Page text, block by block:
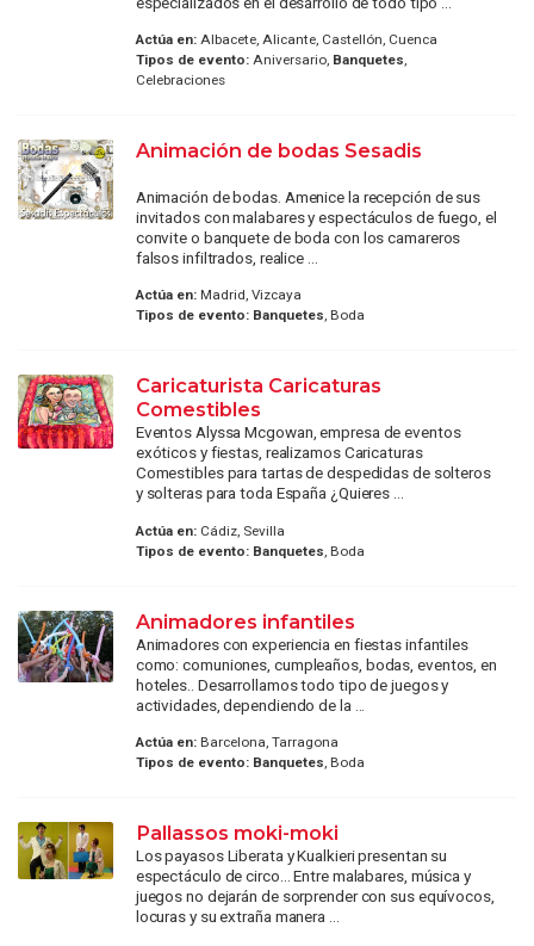
Actúa en:Albacete, Alicante, Castellón, Cuenca
Tipos de evento:Aniversario, Banquetes,
Celebraciones
Animación de bodas Sesadis
Animación de bodas. Amenice la recepción de sus
invitados con malabares y espectáculos de fuego, el
convite o banquete de boda con los camareros
falsos infiltrados, realice ...
Actúa en:Madrid, Vizcaya
Tipos de evento: Banquetes, Boda
Caricaturista Caricaturas
Comestibles
Eventos Alyssa Mcgowan, empresa de eventos
exóticos y fiestas, realizamos Caricaturas
Comestibles para tartas de despedidas de solteros
y solteras para toda España ¿Quieres ...
Actúa en:Cádiz, Sevilla
Tipos de evento: Banquetes, Boda
Animadores infantiles
Animadores con experiencia en fiestas infantiles
como: comuniones, cumpleaños, bodas, eventos, en
hoteles.. Desarrollamos todo tipo de juegos y
actividades, dependiendo de la ...
Actúa en:Barcelona, Tarragona
Tipos de evento: Banquetes, Boda
Pallassos moki-moki
Los payasos Liberata y Kualkieri presentan su
espectáculo de circo... Entre malabares, música y
juegos no dejarán de sorprender con sus equívocos,
locuras y su extraña manera ...